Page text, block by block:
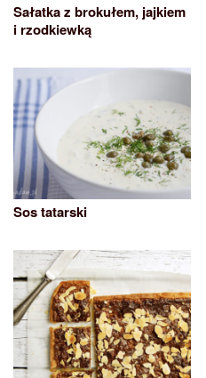
Sałatka z brokułem, jajkiem
i rzodkiewką
Sos tatarski